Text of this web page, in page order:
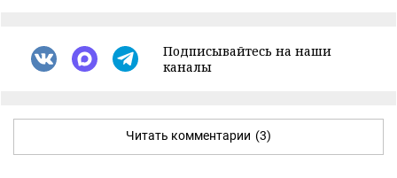
Подписывайтесь на наши
каналы
Читать комментарии (3)